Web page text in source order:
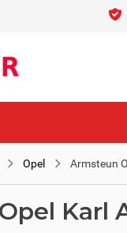
Opel Armsteun
Karl